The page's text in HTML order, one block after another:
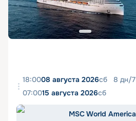
18:0008 августа 2026сб 8 дн/7
07:0015 августа 2026сб
MSC World America